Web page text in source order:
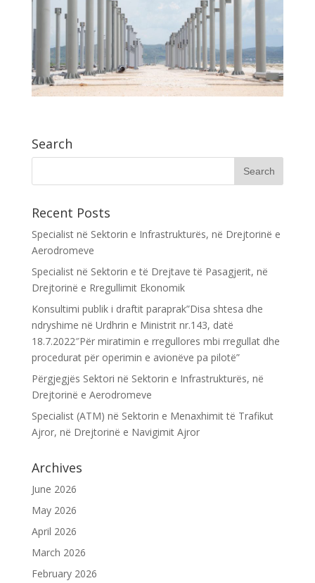
Search
Recent Posts
Specialist në Sektorin e Infrastrukturës, në Drejtorinë e
Aerodromeve
Specialist në Sektorin e të Drejtave të Pasagjerit, në
Drejtorinë e Rregullimit Ekonomik
Konsultimi publik i draftit paraprak”Disa shtesa dhe
ndryshime në Urdhrin e Ministrit nr.143, datë
18.7.2022″Për miratimin e rregullores mbi rregullat dhe
procedurat për operimin e avionëve pa pilotë”
Përgjegjës Sektori në Sektorin e Infrastrukturës, në
Drejtorinë e Aerodromeve
Specialist (ATM) në Sektorin e Menaxhimit të Trafikut
Ajror, në Drejtorinë e Navigimit Ajror
Archives
June 2026
May 2026
April 2026
March 2026
February 2026